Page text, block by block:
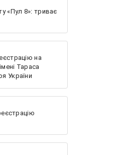
«Пул 8»: триває
на
Тараса
України